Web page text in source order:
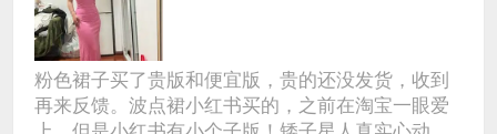
粉色裙子买了贵版和便宜版，贵的还没发货，收到
再来反馈。波点裙小红书买的，之前在淘宝一眼爱